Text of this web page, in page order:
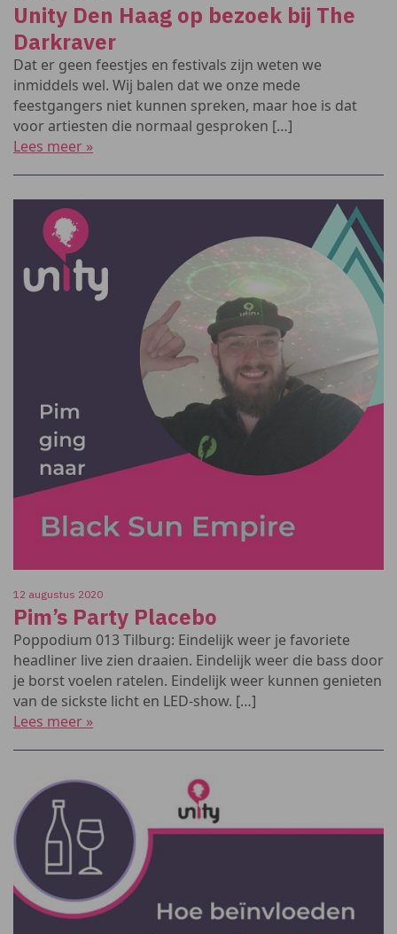
Unity Den Haag op bezoek bij The
Darkraver
Dat er geen feestjes en festivals zijn weten we
inmiddels wel. Wij balen dat we onze mede
feestgangers niet kunnen spreken, maar hoe is dat
voor artiesten die normaal gesproken […]
Lees meer »
12 augustus 2020
Pim’s Party Placebo
Poppodium 013 Tilburg: Eindelijk weer je favoriete
headliner live zien draaien. Eindelijk weer die bass door
je borst voelen ratelen. Eindelijk weer kunnen genieten
van de sickste licht en LED-show. […]
Lees meer »